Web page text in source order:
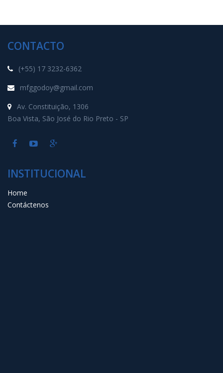
CONTACTO
(+55) 17 3232-6362
mfggodoy@gmail.com
Av. Constituição, 1306
Boa Vista, São José do Rio Preto - SP
INSTITUCIONAL
Home
Contáctenos